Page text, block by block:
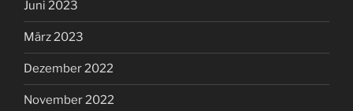
Juni 2023
März 2023
Dezember 2022
November 2022